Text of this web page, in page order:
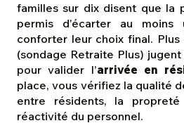
familles sur dix disent que la
permis d’écarter au
conforter leur choix final.
(sondage Retraite Plus)
pour valider l’arrivée en
place, vous vérifiez la qualité
entre résidents, la
réactivité du personnel.